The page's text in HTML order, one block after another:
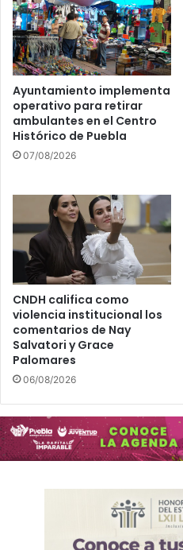
Ayuntamiento implementa
operativo para retirar
ambulantes en el Centro
Histórico de Puebla
07/08/2026
CNDH califica como
violencia institucional los
comentarios de Nay
Salvatori y Grace
Palomares
06/08/2026